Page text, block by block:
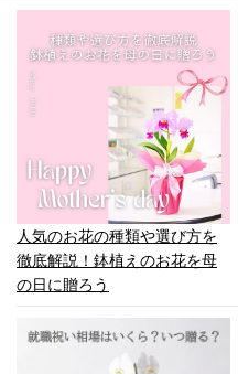
人気のお花の種類や選び方を
徹底解説！鉢植えのお花を母
の日に贈ろう